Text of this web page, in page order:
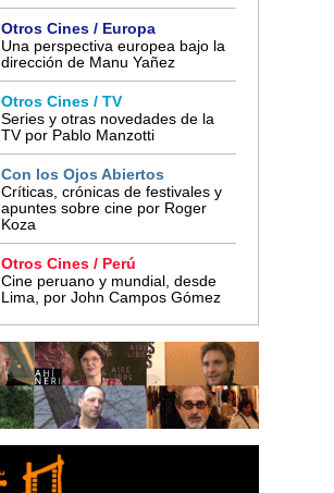
Otros Cines / Europa
Una perspectiva europea bajo la
dirección de Manu Yañez
Otros Cines / TV
Series y otras novedades de la
TV por Pablo Manzotti
Con los Ojos Abiertos
Críticas, crónicas de festivales y
apuntes sobre cine por Roger
Koza
Otros Cines / Perú
Cine peruano y mundial, desde
Lima, por John Campos Gómez